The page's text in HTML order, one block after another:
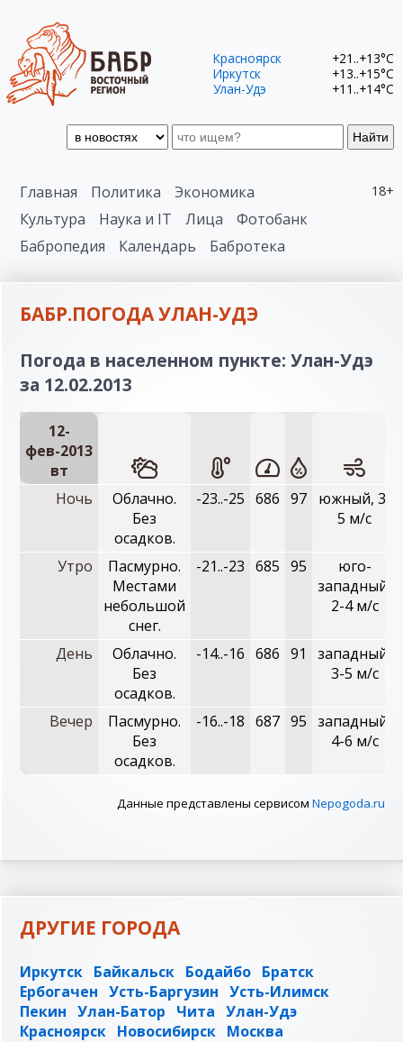
Найти
Красноярск
+21..+13°C
Иркутск
+13..+15°C
Улан-Удэ
+11..+14°C
18+
Главная Политика
Экономика
Культура
Наука и IT Лица
Фотобанк
Бабропедия
Календарь Бабротека
БАБР.ПОГОДА УЛАН-УДЭ
Погода в населенном пункте: Улан-Удэ
за 12.02.2013
12-
фев-2013
вт
Ночь
Облачно.
Без
осадков.
-23..-25 686 97
южный, 3-
5 м/с
Утро
Пасмурно.
Местами
небольшой
снег.
-21..-23 685 95
юго-
западный,
2-4 м/с
День
Облачно.
Без
осадков.
-14..-16 686 91
западный,
3-5 м/с
Вечер
Пасмурно.
Без
осадков.
-16..-18 687 95 западный,
4-6 м/с
Данные представлены сервисом Nepogoda.ru
ДРУГИЕ ГОРОДА
Иркутск Байкальск Бодайбо Братск
Ербогачен Усть-Баргузин Усть-Илимск
Пекин Улан-Батор Чита Улан-Удэ
Красноярск Новосибирск Москва